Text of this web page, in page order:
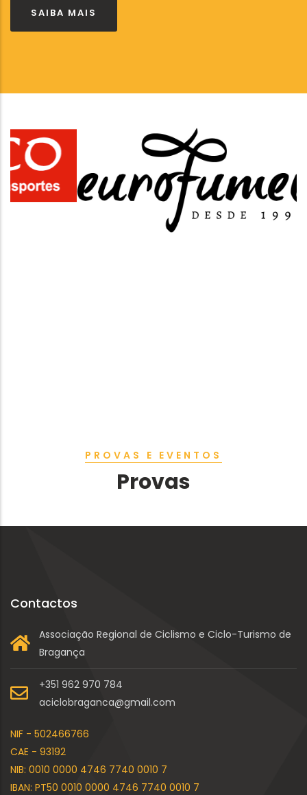
SAIBA MAIS
PROVAS E EVENTOS
Provas
Contactos
Associação Regional de Ciclismo e Ciclo-Turismo de
Bragança
+351 962 970 784
aciclobraganca@gmail.com
NIF - 502466766
CAE - 93192
NIB: 0010 0000 4746 7740 0010 7
IBAN: PT50 0010 0000 4746 7740 0010 7